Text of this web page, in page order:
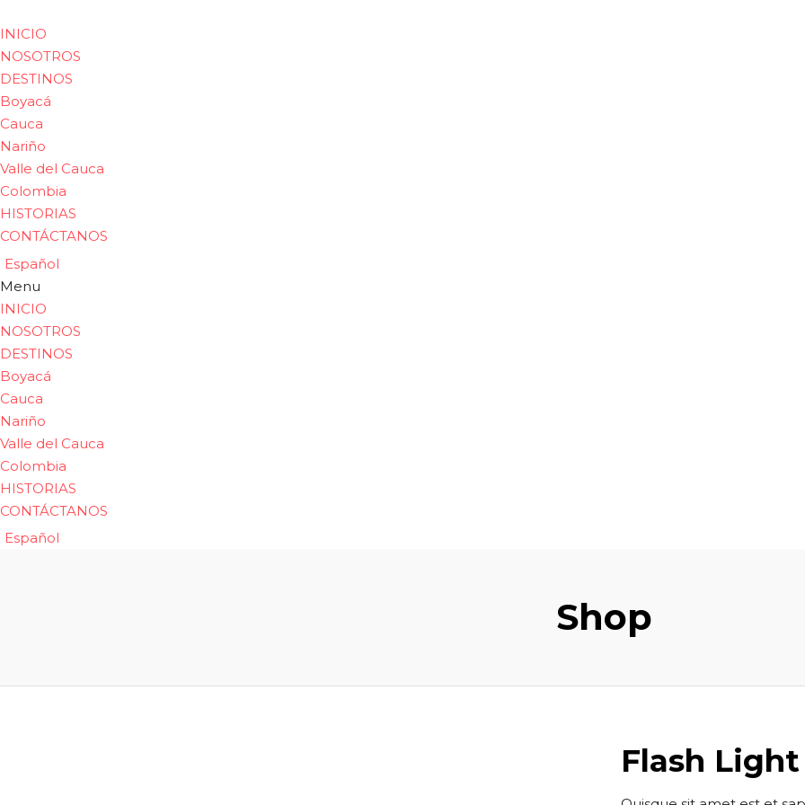
INICIO
NOSOTROS
DESTINOS
Boyacá
Cauca
Nariño
Valle del Cauca
Colombia
HISTORIAS
CONTÁCTANOS
Español
Menu
INICIO
NOSOTROS
DESTINOS
Boyacá
Cauca
Nariño
Valle del Cauca
Colombia
HISTORIAS
CONTÁCTANOS
Español
Shop
Flash Light